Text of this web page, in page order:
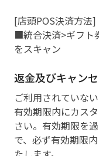
[店頭POS決済方法]
■統合決済>ギフト
をスキャン
返金及びキャン
ご利用されていな
有効期限内にカス
さい。有効期限を
で、必ず有効期限